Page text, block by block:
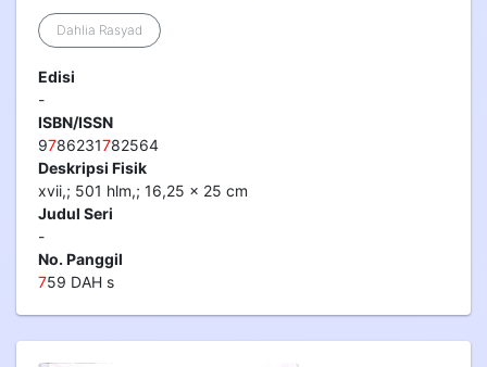
Dahlia Rasyad
Edisi
-
ISBN/ISSN
9786231782564
Deskripsi Fisik
xvii,; 501 hlm,; 16,25 x 25 cm
Judul Seri
-
No. Panggil
759 DAH s